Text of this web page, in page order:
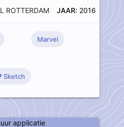
ROTTERDAM JAAR: 2016
Marvel
Sketch